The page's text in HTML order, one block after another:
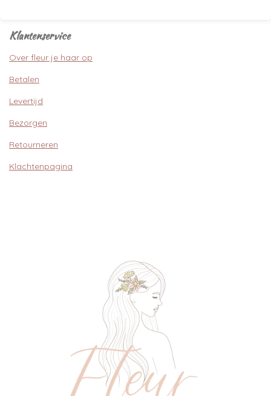
Klantenservice
Over fleur je haar op
Betalen
Levertijd
Bezorgen
Retourneren
Klachtenpagina